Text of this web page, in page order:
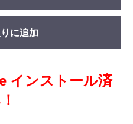
に追加
インストール済